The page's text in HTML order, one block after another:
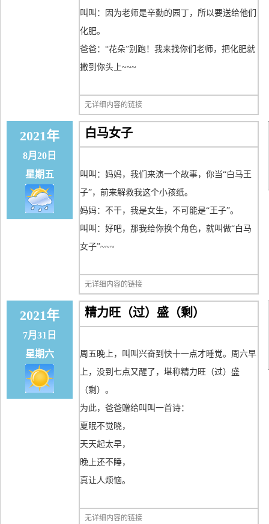
叫叫：因为老师是辛勤的园丁，所以要送给他们
化肥。
爸爸：“花朵”别跑！我来找你们老师，把化肥就
撒到你头上~~~
无详细内容的链接
2021年
8月20日
星期五
白马女子
叫叫：妈妈，我们来演一个故事，你当“白马王
子”，前来解救我这个小孩纸。
妈妈：不干，我是女生，不可能是“王子”。
叫叫：好吧，那我给你换个角色，就叫做“白马
女子”~~~
无详细内容的链接
2021年
7月31日
星期六
精力旺（过）盛（剩）
周五晚上，叫叫兴奋到快十一点才睡觉。周六早
上，没到七点又醒了，堪称精力旺（过）盛
（剩）。
为此，爸爸赠给叫叫一首诗：
夏眠不觉晓，
天天起太早，
晚上还不睡，
真让人烦恼。
无详细内容的链接